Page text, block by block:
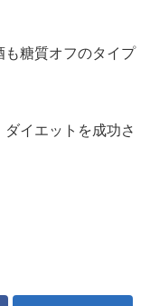
も糖質オフのタイプ
イエットを成功さ